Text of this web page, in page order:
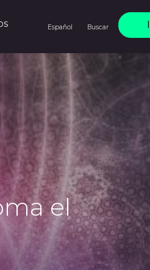
Español Buscar
el